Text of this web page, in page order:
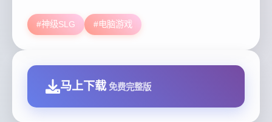
#神级SLG #电脑游戏
马上下载 免费完整版